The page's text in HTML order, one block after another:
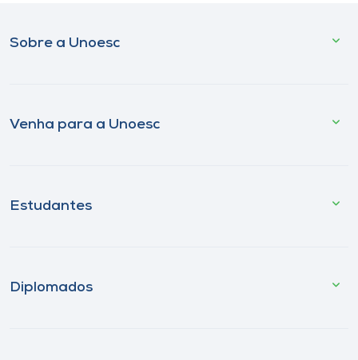
Sobre a Unoesc
Venha para a Unoesc
Estudantes
Diplomados